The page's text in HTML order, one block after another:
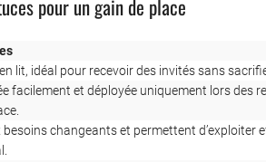
pour un gain de place
lit, idéal pour recevoir des invités sans
facilement et déployée uniquement lors des
besoins changeants et permettent d’exploiter